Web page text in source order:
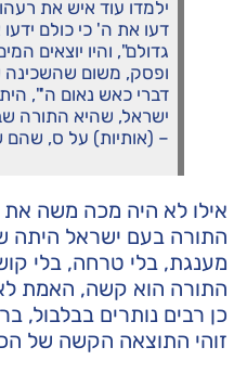
ילמדו עוד איש את
דעו את ה' כי כולם
גדולם", והיו יוצאים
ופסק, משום
דברי כאש נאום ה'",
ישראל, שהיא התורה
– (אותיות) על ס,
אילו לא היה מכה משה
התורה בעם ישראל היתה
מענגת, בלי טרחה, בלי
התורה הוא קשה, האמת לא
כן רבים נותרים בבלבול,
זוהי התוצאה הקשה של